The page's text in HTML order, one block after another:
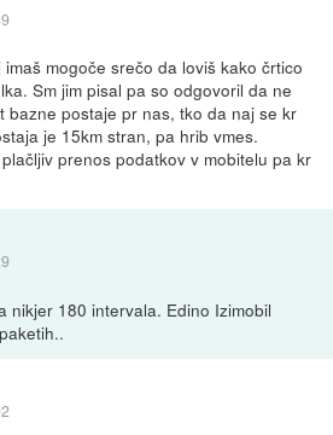
mogoče srečo da loviš kako črtico
Sm jim pisal pa so odgovoril da ne
bazne postaje pr nas, tko da naj se kr
je 15km stran, pa hrib vmes.
prenos podatkov v mobitelu pa kr
nikjer 180 intervala. Edino Izimobil